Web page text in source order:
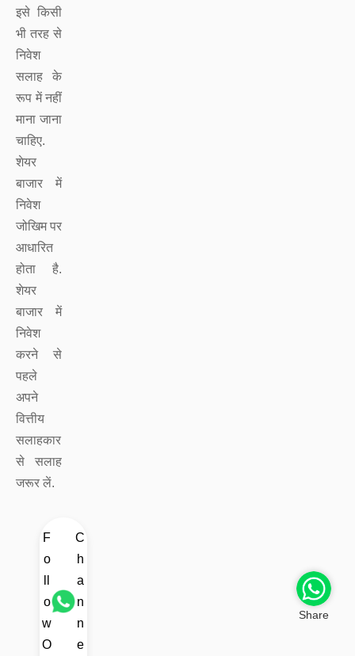
इसे किसी
भी तरह से
निवेश
सलाह के
रूप में नहीं
माना जाना
चाहिए.
शेयर
बाजार में
निवेश
जोखिम पर
आधारित
होता है.
शेयर
बाजार में
निवेश
करने से
पहले
अपने
वित्तीय
सलाहकार
से सलाह
जरूर लें.
F
o
o
w
O
C
h
a
n
n
e
Share